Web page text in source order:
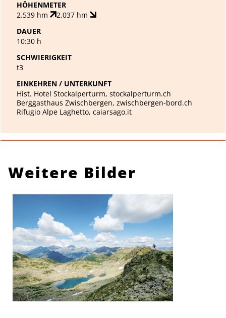
HÖHENMETER
2.539 hm
2.037 hm
DAUER
10:30 h
SCHWIERIGKEIT
t3
EINKEHREN / UNTERKUNFT
Hist. Hotel Stockalperturm, stockalperturm.ch
Berggasthaus Zwischbergen, zwischbergen-bord.ch
Rifugio Alpe Laghetto, caiarsago.it
Weitere Bilder